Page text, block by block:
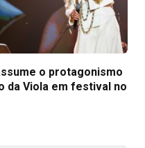
o protagonismo
da Viola em festival no